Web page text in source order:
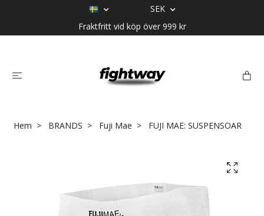
SEK
Fraktfritt vid köp över 999 kr
Hem BRANDS Fuji Mae FUJI MAE: SUSPENSOAR